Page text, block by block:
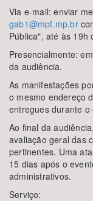
Via e-mail: enviar
gab1@mpf.mp.br
Pública", até às 19h
Presencialmente:
da audiência.
As manifestações
o mesmo endereço
entregues durante o
Ao final da
avaliação geral das
pertinentes. Uma
15 dias após o
administrativos.
Serviço: